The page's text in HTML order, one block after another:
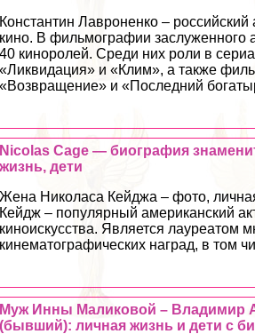
Константин Лавроненко – российский
кино. В фильмографии заслуженного
40 киноролей. Среди них роли в
«Ликвидация» и «Клим», а также
«Возвращение» и «Последний
Nicolas Cage — биография
жизнь, дети
Жена Николаса Кейджа – фото,
Кейдж – популярный американский
киноискусства. Является лауреатом
кинематографических наград, в том
Муж Инны Маликовой – Владимир
(бывший): личная жизнь и дети с